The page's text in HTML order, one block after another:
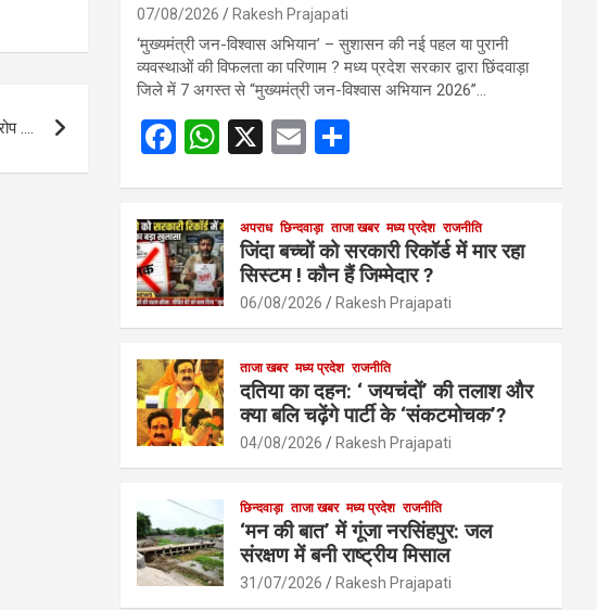
….
07/08/2026 Rakesh Prajapati
‘मुख्यमंत्री जन-विश्वास अभियान’ – सुशासन की नई पहल या पुरानी
व्यवस्थाओं की विफलता का परिणाम ? मध्य प्रदेश सरकार द्वारा छिंदवाड़ा
जिले में 7 अगस्त से “मुख्यमंत्री जन-विश्वास अभियान 2026”…
F
b
o
o
W
s
A
p
X
E
e
अपराध छिन्दवाड़ा ताजा खबर मध्य प्रदेश राजनीति
जिंदा बच्चों को सरकारी रिकॉर्ड में मार रहा
सिस्टम ! कौन हैं जिम्मेदार ?
06/08/2026 Rakesh Prajapati
ताजा खबर मध्य प्रदेश राजनीति
दतिया का दहन: ‘ जयचंदों’ की तलाश और
क्या बलि चढ़ेंगे पार्टी के ‘संकटमोचक’?
04/08/2026 Rakesh Prajapati
छिन्दवाड़ा ताजा खबर मध्य प्रदेश राजनीति
‘मन की बात’ में गूंजा नरसिंहपुर: जल
संरक्षण में बनी राष्ट्रीय मिसाल
31/07/2026 Rakesh Prajapati